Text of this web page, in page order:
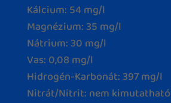
Kálcium: 54 mg/l
Magnézium: 35 mg/l
Nátrium: 30 mg/l
Vas: 0,08 mg/l
Hidrogén-Karbonát: 397 mg/l
Nitrát/Nitrit: nem kimutatható